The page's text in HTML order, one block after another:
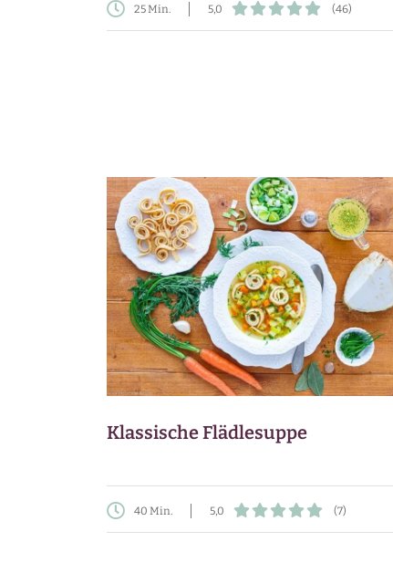
25 Min. 5,0 (46)
Klassische Flädlesuppe
40 Min. 5,0 (7)